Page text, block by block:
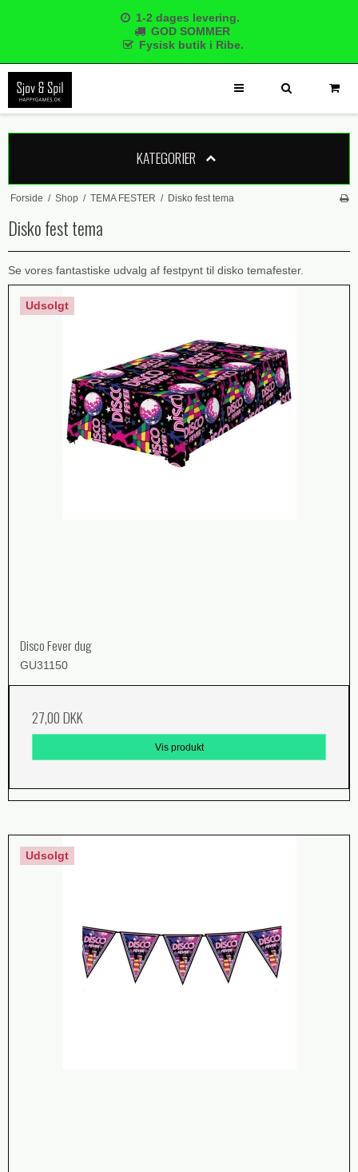
1-2 dages levering.
GOD SOMMER
Fysisk butik i Ribe.
KATEGORIER
Forside / Shop / TEMA FESTER / Disko fest tema
Disko fest tema
Se vores fantastiske udvalg af festpynt til disko temafester.
Udsolgt
Disco Fever dug
GU31150
27,00 DKK
Vis produkt
Udsolgt